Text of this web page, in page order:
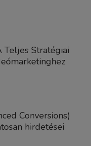
Teljes Stratégiai
Conversions)
hirdetései